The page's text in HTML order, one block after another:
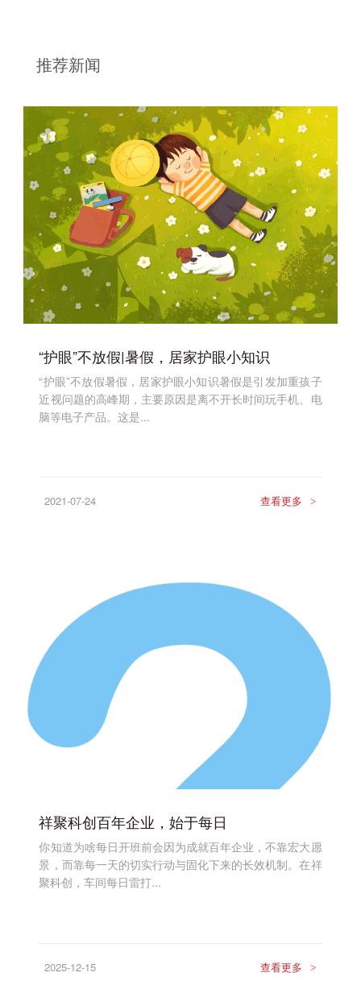
推荐新闻
“护眼”不放假|暑假，居家护眼小知识
“护眼”不放假暑假，居家护眼小知识暑假是引发加重孩子
近视问题的高峰期，主要原因是离不开长时间玩手机、电
脑等电子产品。这是...
2021-07-24 查看更多 >
祥聚科创百年企业，始于每日
你知道为啥每日开班前会因为成就百年企业，不靠宏大愿
景，而靠每一天的切实行动与固化下来的长效机制。在祥
聚科创，车间每日雷打...
2025-12-15 查看更多 >